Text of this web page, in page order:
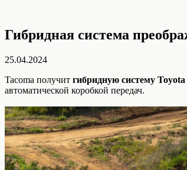
Гибридная система
25.04.2024
Tacoma получит гибридную систему
автоматической коробкой передач.